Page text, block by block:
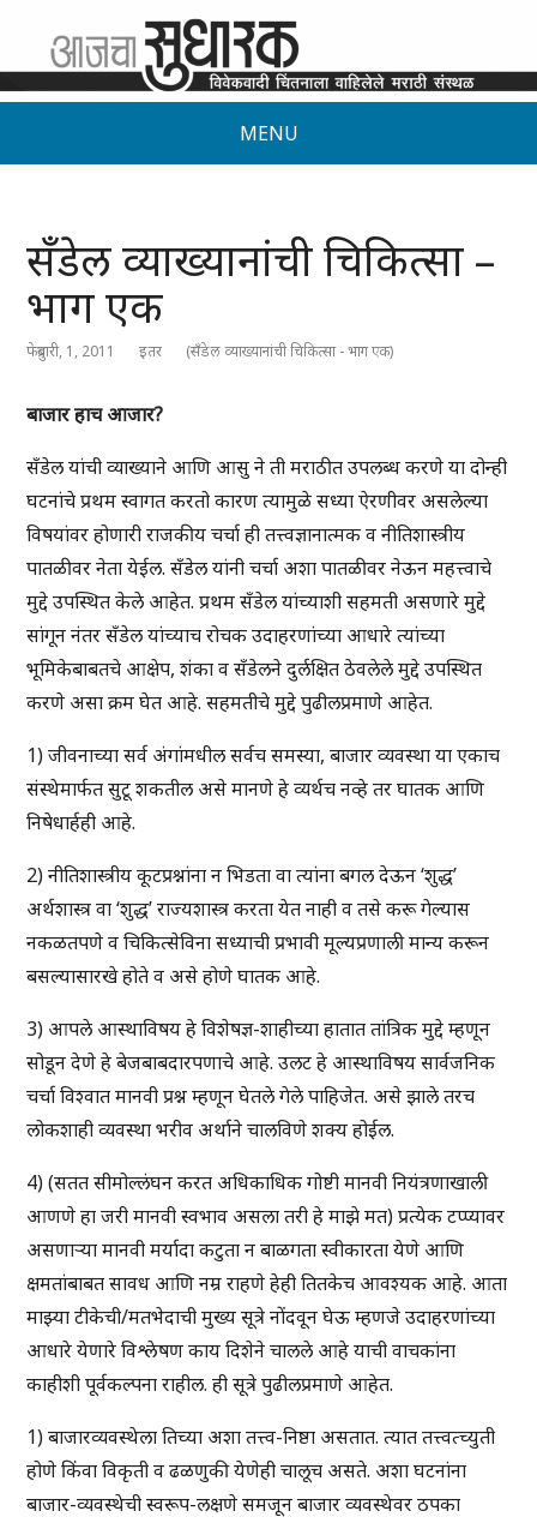
MENU
सँडेल व्याख्यानांची चिकित्सा –
भाग एक
फेब्रुवारी, 1, 2011 इतर (सँडेल व्याख्यानांची चिकित्सा - भाग एक)
बाजार हाच आजार?
सँडेल यांची व्याख्याने आणि आसु ने ती मराठीत उपलब्ध करणे या दोन्ही
घटनांचे प्रथम स्वागत करतो कारण त्यामुळे सध्या ऐरणीवर असलेल्या
विषयांवर होणारी राजकीय चर्चा ही तत्त्वज्ञानात्मक व नीतिशास्त्रीय
पातळीवर नेता येईल. सँडेल यांनी चर्चा अशा पातळीवर नेऊन महत्त्वाचे
मुद्दे उपस्थित केले आहेत. प्रथम सँडेल यांच्याशी सहमती असणारे मुद्दे
सांगून नंतर सँडेल यांच्याच रोचक उदाहरणांच्या आधारे त्यांच्या
भूमिकेबाबतचे आक्षेप, शंका व सँडेलने दुर्लक्षित ठेवलेले मुद्दे उपस्थित
करणे असा क्रम घेत आहे. सहमतीचे मुद्दे पुढीलप्रमाणे आहेत.
1) जीवनाच्या सर्व अंगांमधील सर्वच समस्या, बाजार व्यवस्था या एकाच
संस्थेमार्फत सुटू शकतील असे मानणे हे व्यर्थच नव्हे तर घातक आणि
निषेधार्हही आहे.
2) नीतिशास्त्रीय कूटप्रश्नांना न भिडता वा त्यांना बगल देऊन ‘शुद्ध’
अर्थशास्त्र वा ‘शुद्ध’ राज्यशास्त्र करता येत नाही व तसे करू गेल्यास
नकळतपणे व चिकित्सेविना सध्याची प्रभावी मूल्यप्रणाली मान्य करून
बसल्यासारखे होते व असे होणे घातक आहे.
3) आपले आस्थाविषय हे विशेषज्ञ-शाहीच्या हातात तांत्रिक मुद्दे म्हणून
सोडून देणे हे बेजबाबदारपणाचे आहे. उलट हे आस्थाविषय सार्वजनिक
चर्चा विश्वात मानवी प्रश्न म्हणून घेतले गेले पाहिजेत. असे झाले तरच
लोकशाही व्यवस्था भरीव अर्थाने चालविणे शक्य होईल.
4) (सतत सीमोल्लंघन करत अधिकाधिक गोष्टी मानवी नियंत्रणाखाली
आणणे हा जरी मानवी स्वभाव असला तरी हे माझे मत) प्रत्येक टप्प्यावर
असणाऱ्या मानवी मर्यादा कटुता न बाळगता स्वीकारता येणे आणि
क्षमतांबाबत सावध आणि नम्र राहणे हेही तितकेच आवश्यक आहे. आता
माझ्या टीकेची/मतभेदाची मुख्य सूत्रे नोंदवून घेऊ म्हणजे उदाहरणांच्या
आधारे येणारे विश्लेषण काय दिशेने चालले आहे याची वाचकांना
काहीशी पूर्वकल्पना राहील. ही सूत्रे पुढीलप्रमाणे आहेत.
1) बाजारव्यवस्थेला तिच्या अशा तत्त्व-निष्ठा असतात. त्यात तत्त्वत्च्युती
होणे किंवा विकृती व ढळणुकी येणेही चालूच असते. अशा घटनांना
बाजार-व्यवस्थेची स्वरूप-लक्षणे समजून बाजार व्यवस्थेवर ठपका